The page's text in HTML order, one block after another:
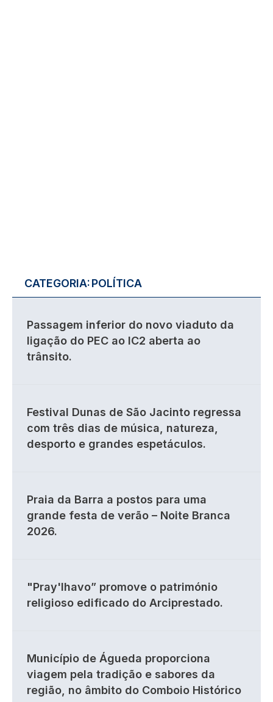
CATEGORIA:POLÍTICA
Passagem inferior do novo viaduto da
ligação do PEC ao IC2 aberta ao
trânsito.
Festival Dunas de São Jacinto regressa
com três dias de música, natureza,
desporto e grandes espetáculos.
Praia da Barra a postos para uma
grande festa de verão – Noite Branca
2026.
"Pray'lhavo” promove o património
religioso edificado do Arciprestado.
Município de Águeda proporciona
viagem pela tradição e sabores da
região, no âmbito do Comboio Histórico